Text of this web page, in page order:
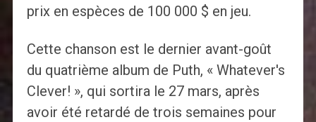
prix en espèces de 100 000 $ en jeu.
Cette chanson est le dernier avant-goût
du quatrième album de Puth, « Whatever's
Clever! », qui sortira le 27 mars, après
avoir été retardé de trois semaines pour